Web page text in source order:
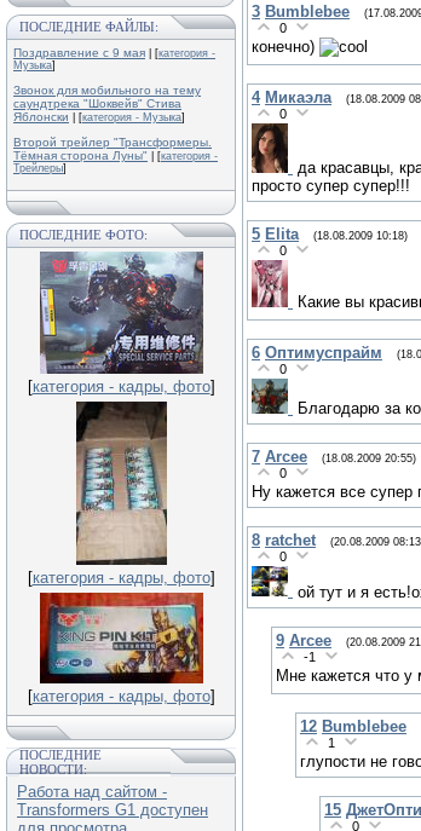
ПОСЛЕДНИЕ ФАЙЛЫ:
Поздравление с 9 мая | [категория -
Музыка]
Звонок для мобильного на тему
саундтрека "Шоквейв" Стива
Яблонски
| [категория - Музыка]
Второй трейлер "Трансформеры.
Тёмная сторона Луны"
| [категория -
Трейлеры]
ПОСЛЕДНИЕ ФОТО:
[категория - кадры, фото]
[категория - кадры, фото]
[категория - кадры, фото]
ПОСЛЕДНИЕ
НОВОСТИ:
Работа над сайтом -
Transformers G1 доступен
3 Bumblebee
0
конечно)
4 Микаэла (18.08.2009
0
да красавцы,
просто супер супер!!!
5 Elita (18.08.2009 10:18)
0
Какие вы
6 Оптимуспрайм
0
Благодарю за
7 Arcee (18.08.2009 20:55)
0
Ну кажется все супер
8 ratchet (20.08.2009
0
ой тут и я
9 Arcee (20.08.2009
-1
Мне кажется что у
12 Bumblebee
1
глупости не
15
0